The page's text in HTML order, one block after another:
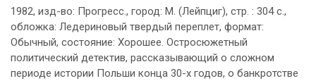
1982, изд-во: Прогресс., город: М. (Лейпциг), стр. : 304 с.,
обложка: Ледериновый твердый переплет, формат:
Обычный, состояние: Хорошее. Остросюжетный
политический детектив, рассказывающий о сложном
периоде истории Польши конца 30-х годов, о банкротстве